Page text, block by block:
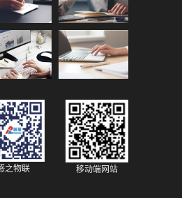
之物联 移动端网站